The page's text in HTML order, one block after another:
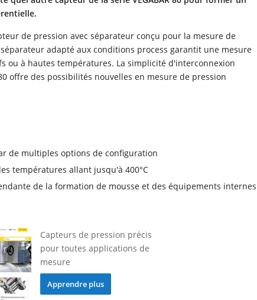
de pression avec séparateur conçu pour la mesure de
adapté aux conditions process garantit une mesure
ou à hautes températures. La simplicité d'interconnexion
offre des possibilités nouvelles en mesure de pression
de multiples options de configuration
températures allant jusqu'à 400°C
de la formation de mousse et des équipements internes
Capteurs de pression précis
pour toutes applications de
mesure
Apprendre plus